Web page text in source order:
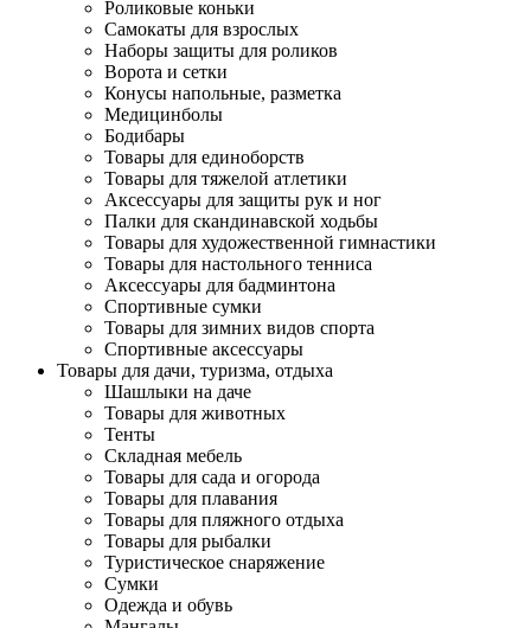
Роликовые коньки
Самокаты для взрослых
Наборы защиты для роликов
Ворота и сетки
Конусы напольные, разметка
Медицинболы
Бодибары
Товары для единоборств
Товары для тяжелой атлетики
Аксессуары для защиты рук и ног
Палки для скандинавской ходьбы
Товары для художественной гимнастики
Товары для настольного тенниса
Аксессуары для бадминтона
Спортивные сумки
Товары для зимних видов спорта
Спортивные аксессуары
Товары для дачи, туризма, отдыха
Шашлыки на даче
Товары для животных
Тенты
Складная мебель
Товары для сада и огорода
Товары для плавания
Товары для пляжного отдыха
Товары для рыбалки
Туристическое снаряжение
Сумки
Одежда и обувь